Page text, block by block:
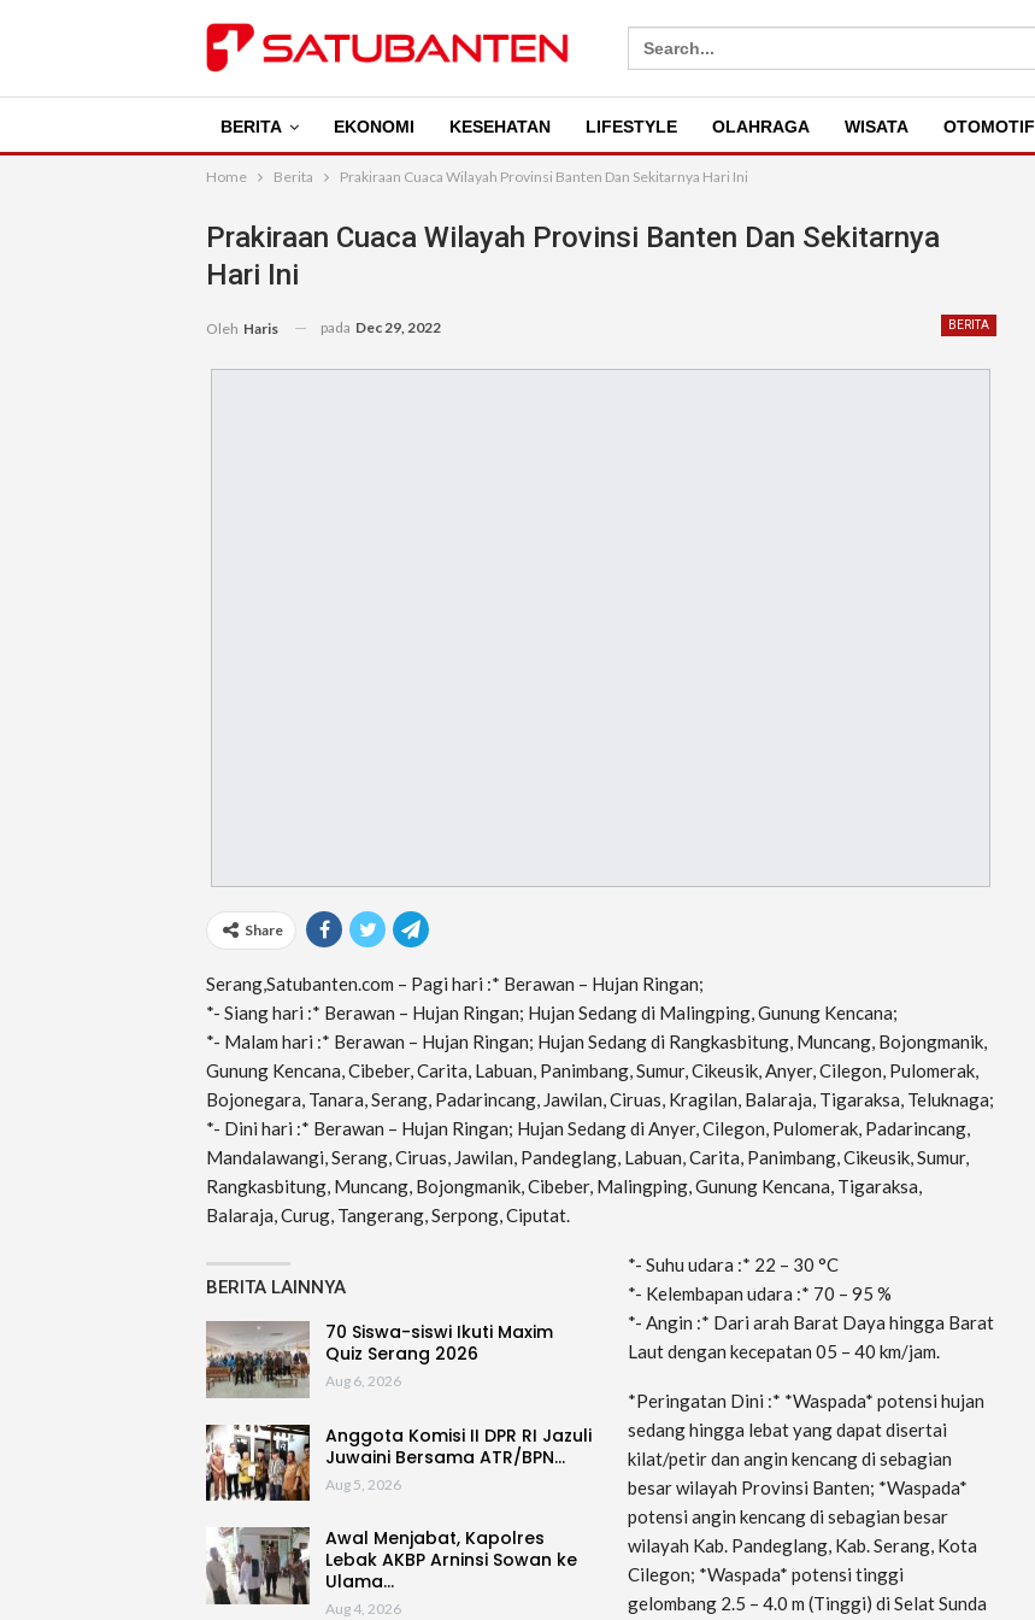
Search
for:
BERITA EKONOMI KESEHATAN LIFESTYLE OLAHRAGA WISATA OTOMOTIF
Home Berita Prakiraan Cuaca Wilayah Provinsi Banten Dan Sekitarnya Hari Ini
Prakiraan Cuaca Wilayah Provinsi Banten Dan Sekitarnya
Hari Ini
BERITA
Oleh Haris pada Dec 29, 2022
Share
Serang,Satubanten.com – Pagi hari :* Berawan – Hujan Ringan;
*- Siang hari :* Berawan – Hujan Ringan; Hujan Sedang di Malingping, Gunung Kencana;
*- Malam hari :* Berawan – Hujan Ringan; Hujan Sedang di Rangkasbitung, Muncang, Bojongmanik,
Gunung Kencana, Cibeber, Carita, Labuan, Panimbang, Sumur, Cikeusik, Anyer, Cilegon, Pulomerak,
Bojonegara, Tanara, Serang, Padarincang, Jawilan, Ciruas, Kragilan, Balaraja, Tigaraksa, Teluknaga;
*- Dini hari :* Berawan – Hujan Ringan; Hujan Sedang di Anyer, Cilegon, Pulomerak, Padarincang,
Mandalawangi, Serang, Ciruas, Jawilan, Pandeglang, Labuan, Carita, Panimbang, Cikeusik, Sumur,
Rangkasbitung, Muncang, Bojongmanik, Cibeber, Malingping, Gunung Kencana, Tigaraksa,
Balaraja, Curug, Tangerang, Serpong, Ciputat.
BERITA LAINNYA
70 Siswa-siswi Ikuti Maxim
Quiz Serang 2026
Aug 6, 2026
Anggota Komisi II DPR RI Jazuli
Juwaini Bersama ATR/BPN…
Aug 5, 2026
Awal Menjabat, Kapolres
Lebak AKBP Arninsi Sowan ke
Ulama…
Aug 4, 2026
*- Suhu udara :* 22 – 30 °C
*- Kelembapan udara :* 70 – 95 %
*- Angin :* Dari arah Barat Daya hingga Barat
Laut dengan kecepatan 05 – 40 km/jam.
*Peringatan Dini :* *Waspada* potensi hujan
sedang hingga lebat yang dapat disertai
kilat/petir dan angin kencang di sebagian
besar wilayah Provinsi Banten; *Waspada*
potensi angin kencang di sebagian besar
wilayah Kab. Pandeglang, Kab. Serang, Kota
Cilegon; *Waspada* potensi tinggi
gelombang 2.5 – 4.0 m (Tinggi) di Selat Sunda